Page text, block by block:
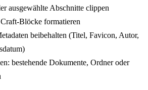
ausgewählte Abschnitte clippen
Blöcke formatieren
beibehalten (Titel, Favicon, Autor,
bestehende Dokumente, Ordner oder